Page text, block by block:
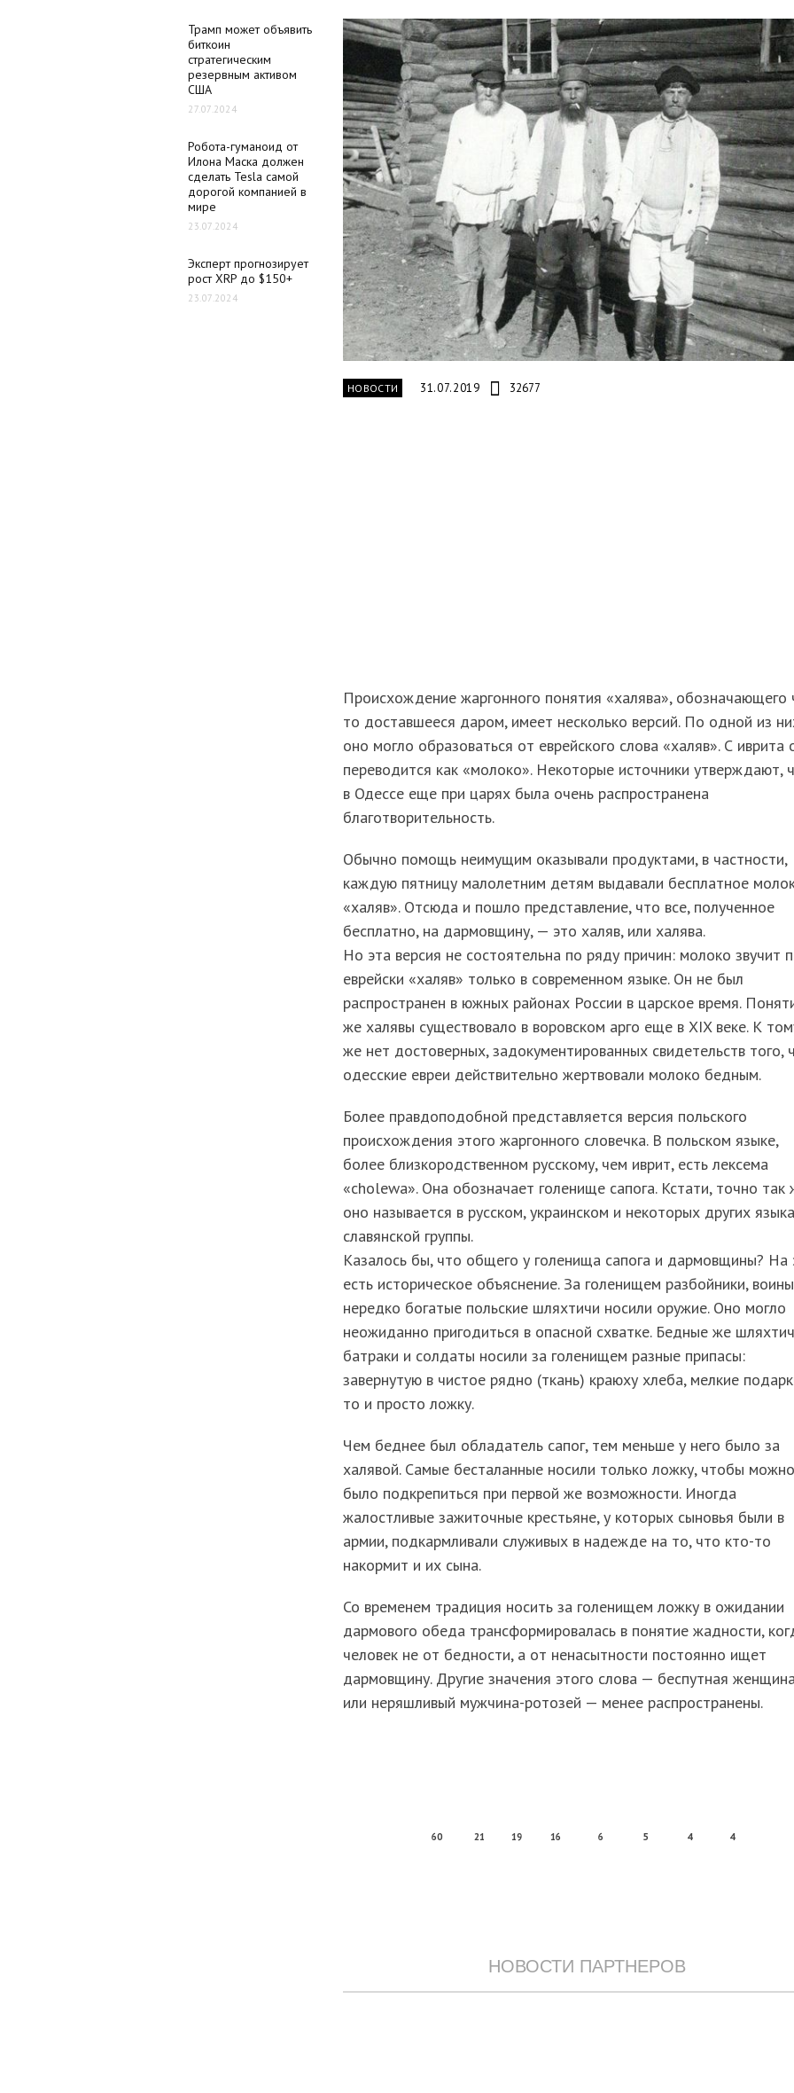
Трамп может объявить
биткоин
стратегическим
резервным активом
США
27.07.2024
Робота-гуманоид от
Илона Маска должен
сделать Tesla самой
дорогой компанией в
мире
23.07.2024
Эксперт прогнозирует
рост XRP до $150+
23.07.2024
НОВОСТИ 31.07.2019 32677
Происхождение жаргонного понятия «халява», обозначающего
то доставшееся даром, имеет несколько версий. По одной из
оно могло образоваться от еврейского слова «халяв». С иврита
переводится как «молоко». Некоторые источники утверждают,
в Одессе еще при царях была очень распространена
благотворительность.
Обычно помощь неимущим оказывали продуктами, в частности,
каждую пятницу малолетним детям выдавали бесплатное
«халяв». Отсюда и пошло представление, что все, полученное
бесплатно, на дармовщину, — это халяв, или халява.
Но эта версия не состоятельна по ряду причин: молоко звучит
еврейски «халяв» только в современном языке. Он не был
распространен в южных районах России в царское время.
же халявы существовало в воровском арго еще в XIX веке. К
же нет достоверных, задокументированных свидетельств того,
одесские евреи действительно жертвовали молоко бедным.
Более правдоподобной представляется версия польского
происхождения этого жаргонного словечка. В польском языке,
более близкородственном русскому, чем иврит, есть лексема
«cholewa». Она обозначает голенище сапога. Кстати, точно так
оно называется в русском, украинском и некоторых других
славянской группы.
Казалось бы, что общего у голенища сапога и дармовщины? На
есть историческое объяснение. За голенищем разбойники,
нередко богатые польские шляхтичи носили оружие. Оно могло
неожиданно пригодиться в опасной схватке. Бедные же
батраки и солдаты носили за голенищем разные припасы:
завернутую в чистое рядно (ткань) краюху хлеба, мелкие
то и просто ложку.
Чем беднее был обладатель сапог, тем меньше у него было за
халявой. Самые бесталанные носили только ложку, чтобы можно
было подкрепиться при первой же возможности. Иногда
жалостливые зажиточные крестьяне, у которых сыновья были в
армии, подкармливали служивых в надежде на то, что кто-то
накормит и их сына.
Со временем традиция носить за голенищем ложку в ожидании
дармового обеда трансформировалась в понятие жадности,
человек не от бедности, а от ненасытности постоянно ищет
дармовщину. Другие значения этого слова — беспутная женщина
или неряшливый мужчина-ротозей — менее распространены.
60 21 19 16 6 5 4 4
НОВОСТИ ПАРТНЕРОВ